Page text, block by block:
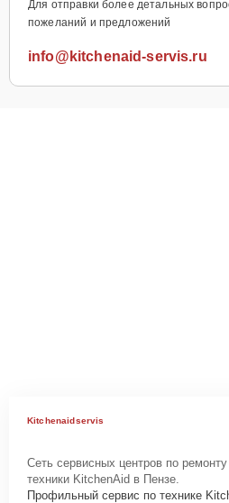
Для отправки более детальных
пожеланий и предложений
info@kitchenaid-servis.ru
Kitchenaidservis
Сеть сервисных центров по ремонту
техники KitchenAid в Пензе.
Профильный сервис по технике